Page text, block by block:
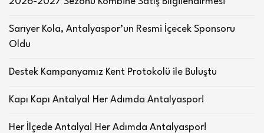
Sarıyer Kola, Antalyaspor’un Resmi İçecek Sponsoru
Oldu
Destek Kampanyamız Kent Protokolü ile Buluştu
Kapı Kapı Antalya! Her Adımda Antalyaspor!
Her İlçede Antalya! Her Adımda Antalyaspor!